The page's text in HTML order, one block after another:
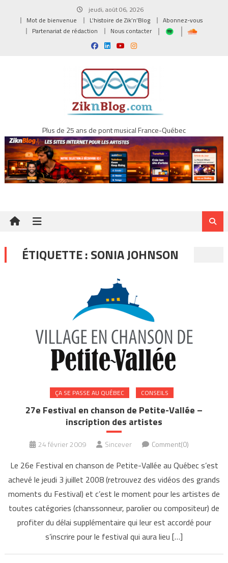
jeudi, août 06, 2026
Mot de bienvenue
L’histoire de Zik’n’Blog
Abonnez-vous
Partenariat de rédaction
Nous contacter
Plus de 25 ans de pont musical France-Québec
ÉTIQUETTE :SONIA JOHNSON
ÇA SE PASSE AU QUÉBEC CONSEILS
27e Festival en chanson de Petite-Vallée –
inscription des artistes
24 février 2009 Sincever Comment(0)
Le 26e Festival en chanson de Petite-Vallée au Québec s’est
achevé le jeudi 3 juillet 2008 (retrouvez des vidéos des grands
moments du Festival) et c’est le moment pour les artistes de
toutes catégories (chanssonneur, parolier ou compositeur) de
profiter du délai supplémentaire qui leur est accordé pour
s’inscrire pour le festival qui aura lieu […]